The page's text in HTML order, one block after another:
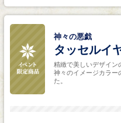
神々の悪戯
タッセルイ
精緻で美しいデザイン
神々のイメージカラー
た。